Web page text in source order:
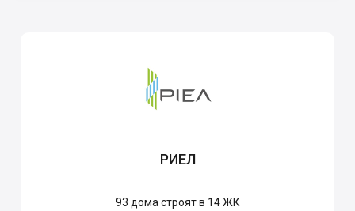
РИЕЛ
93 дома строят в 14 ЖК